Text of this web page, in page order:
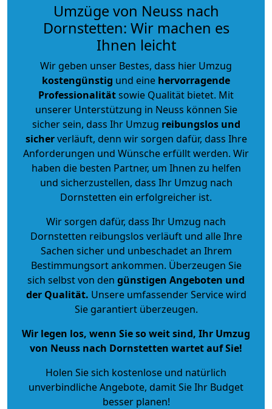
Umzüge von Neuss nach
Dornstetten: Wir machen es
Ihnen leicht
Wir geben unser Bestes, dass hier Umzug
kostengünstig und eine hervorragende
Professionalitätsowie Qualität bietet. Mit
unserer Unterstützung in Neuss können Sie
sicher sein, dass Ihr Umzug reibungslos und
sicherverläuft, denn wir sorgen dafür, dass Ihre
Anforderungen und Wünsche erfüllt werden. Wir
haben die besten Partner, um Ihnen zu helfen
und sicherzustellen, dass Ihr Umzug nach
Dornstetten ein erfolgreicher ist.
Wir sorgen dafür, dass Ihr Umzug nach
Dornstetten reibungslos verläuft und alle Ihre
Sachen sicher und unbeschadet an Ihrem
Bestimmungsort ankommen. Überzeugen Sie
sich selbst von den günstigen Angeboten und
der Qualität. Unsere umfassender Service wird
Sie garantiert überzeugen.
Wir legen los, wenn Sie so weit sind, Ihr Umzug
von Neuss nach Dornstetten wartet auf Sie!
Holen Sie sich kostenlose und natürlich
unverbindliche Angebote, damit Sie Ihr Budget
besser planen!